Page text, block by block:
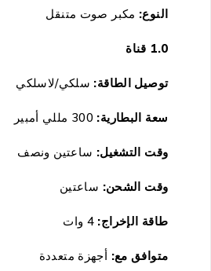
النوع: مكبر صوت متنقل
1.0 قناة
توصيل الطاقة: سلكي/لاسلكي
سعة البطارية: 00 مللي أمبير
وقت التشغيل: ساعتين ونصف
وقت الشحن: ساعتين
طاقة الإخراج: وات
متوافق مع: أجهزة متعددة